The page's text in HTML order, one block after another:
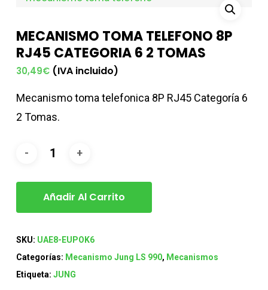
MECANISMO TOMA TELEFONO 8P
RJ45 CATEGORIA 6 2 TOMAS
30,49€ (IVA incluido)
Mecanismo toma telefonica 8P RJ45 Categoría 6
2 Tomas.
Añadir Al Carrito
SKU: UAE8-EUPOK6
Categorías: Mecanismo Jung LS 990, Mecanismos
Etiqueta: JUNG